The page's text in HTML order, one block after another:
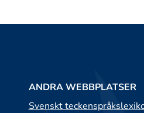
ANDRA WEBBPLATSER
Svenskt